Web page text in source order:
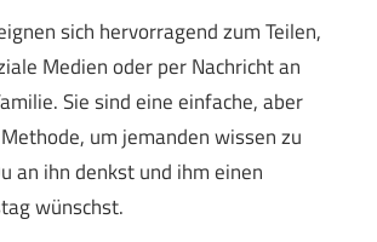
sich hervorragend zum Teilen,
Medien oder per Nachricht an
Sie sind eine einfache, aber
um jemanden wissen zu
an ihn denkst und ihm einen
wünschst.